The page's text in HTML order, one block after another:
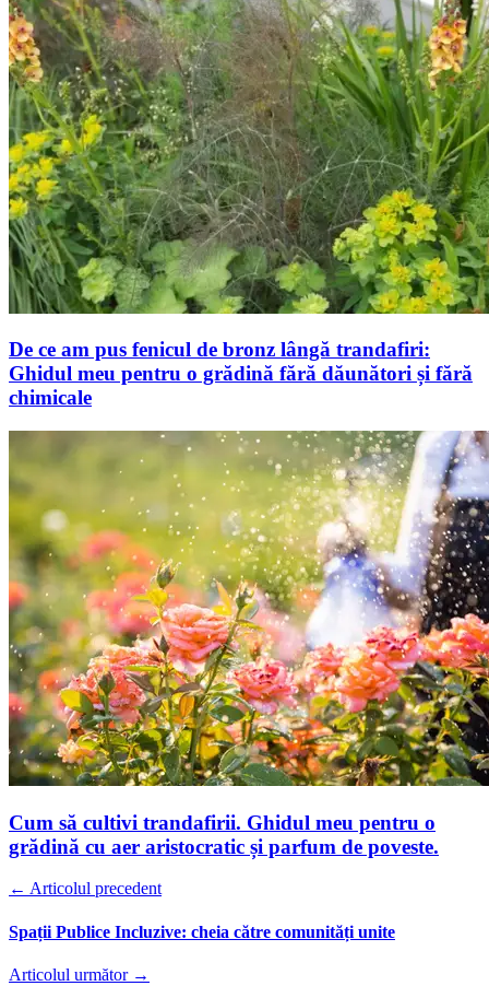
De ce am pus fenicul de bronz lângă trandafiri:
Ghidul meu pentru o grădină fără dăunători și fără
chimicale
Cum să cultivi trandafirii. Ghidul meu pentru o
grădină cu aer aristocratic și parfum de poveste.
← Articolul precedent
Spații Publice Incluzive: cheia către comunități unite
Articolul următor →